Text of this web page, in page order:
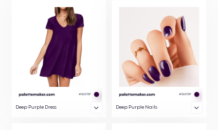
Deep Purple Dress Deep Purple Nails